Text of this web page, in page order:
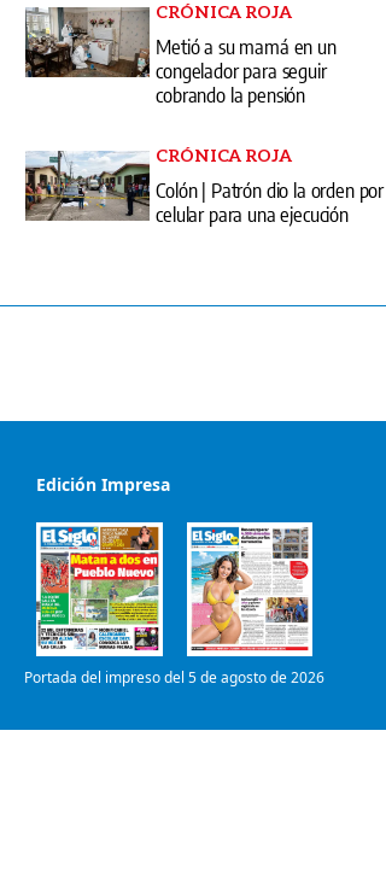
CRÓNICA ROJA
Metió a su mamá en un
congelador para seguir
cobrando la pensión
CRÓNICA ROJA
Colón | Patrón dio la orden por
celular para una ejecución
Portada del impreso del 5 de agosto de 2026